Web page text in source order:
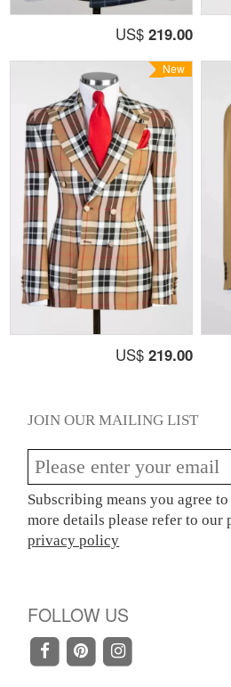
US$ 219.00
New
US$ 219.00
JOIN OUR MAILING LIST
Subscribing means you agree
more details please refer to our
privacy policy
FOLLOW US